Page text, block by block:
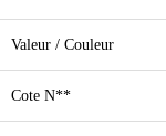
Valeur / Couleur
Cote N**